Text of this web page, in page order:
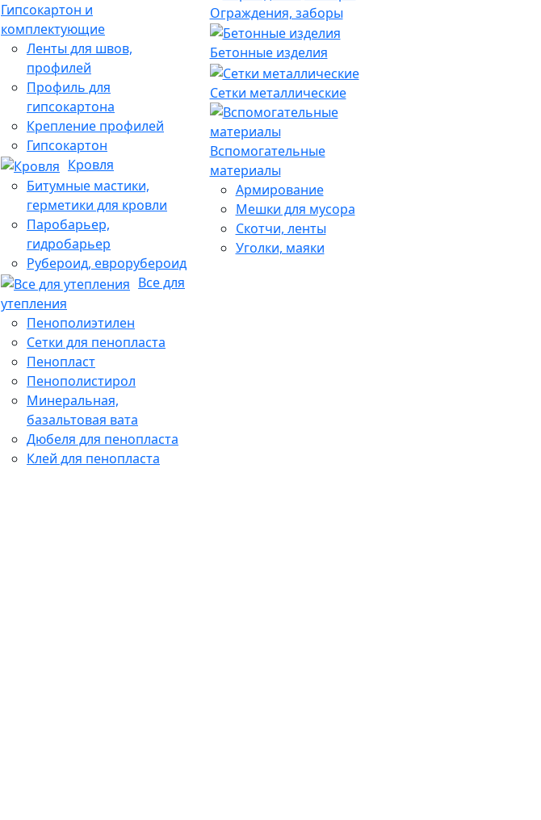
Гипсокартон и
комплектующие
Ленты для швов,
профилей
Профиль для
гипсокартона
Крепление профилей
Гипсокартон
Кровля
Битумные мастики,
герметики для кровли
Паробарьер,
гидробарьер
Рубероид, еврорубероид
Все для
утепления
Пенополиэтилен
Сетки для пенопласта
Пенопласт
Пенополистирол
Минеральная,
базальтовая вата
Дюбеля для пенопласта
Клей для пенопласта
Ограждения, заборы
Бетонные изделия
Сетки металлические
Вспомогательные
материалы
Армирование
Мешки для мусора
Скотчи, ленты
Уголки, маяки